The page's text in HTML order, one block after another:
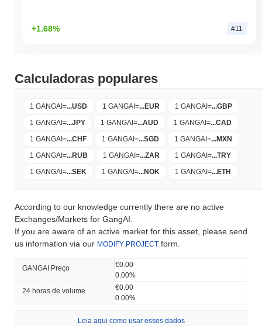
+1.68% #11
Calculadoras populares
1 GANGAI =...USD 1 GANGAI =...EUR 1 GANGAI =...GBP
1 GANGAI =...JPY 1 GANGAI =...AUD 1 GANGAI =...CAD
1 GANGAI =...CHF 1 GANGAI =...SGD 1 GANGAI =...MXN
1 GANGAI =...RUB 1 GANGAI =...ZAR 1 GANGAI =...TRY
1 GANGAI =...SEK 1 GANGAI =...NOK 1 GANGAI =...ETH
According to our knowledge currently there are no active
Exchanges/Markets for GangAI.
If you are aware of an active market for this asset, please send
us information via our MODIFY PROJECT form.
GANGAI Preço
€0.00
0.00%
24 horas de volume
€0.00
0.00%
Leia aqui como usar esses dados